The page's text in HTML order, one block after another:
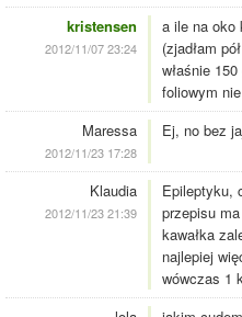
kristensen
2012/11/07 23:24
a ile na oko
(zjadłam
właśnie
foliowym
Maressa
2012/11/23 17:28
Ej, no bez
Klaudia
2012/11/23 21:39
Epileptyku,
przepisu
kawałka
najlepiej
wówczas 1